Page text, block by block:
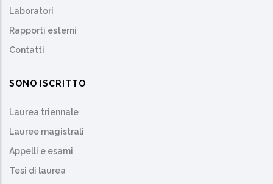
Laboratori
Rapporti esterni
Contatti
SONO ISCRITTO
Laurea triennale
Lauree magistrali
Appelli e esami
Tesi di laurea